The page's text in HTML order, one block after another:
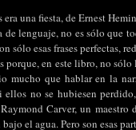
era una fiesta, de Ernest
de lenguaje, no es sólo que
sólo esas frases perfectas,
porque, en este libro, no
mucho que hablar en la
ellos no se hubiesen
Carver, un
el agua. Pero son esas